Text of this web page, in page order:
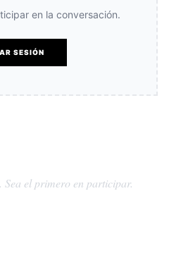
en la conversación.
SESIÓN
el primero en participar.